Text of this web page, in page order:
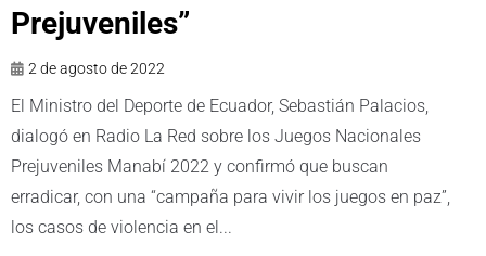
Prejuveniles”
2 de agosto de 2022
El Ministro del Deporte de Ecuador, Sebastián Palacios,
dialogó en Radio La Red sobre los Juegos Nacionales
Prejuveniles Manabí 2022 y confirmó que buscan
erradicar, con una “campaña para vivir los juegos en paz”,
los casos de violencia en el...